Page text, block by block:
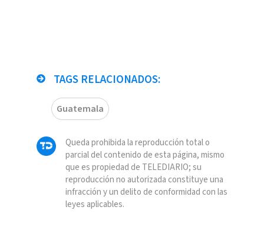
TAGS RELACIONADOS:
Guatemala
Queda prohibida la reproducción total o
parcial del contenido de esta página, mismo
que es propiedad de TELEDIARIO; su
reproducción no autorizada constituye una
infracción y un delito de conformidad con las
leyes aplicables.